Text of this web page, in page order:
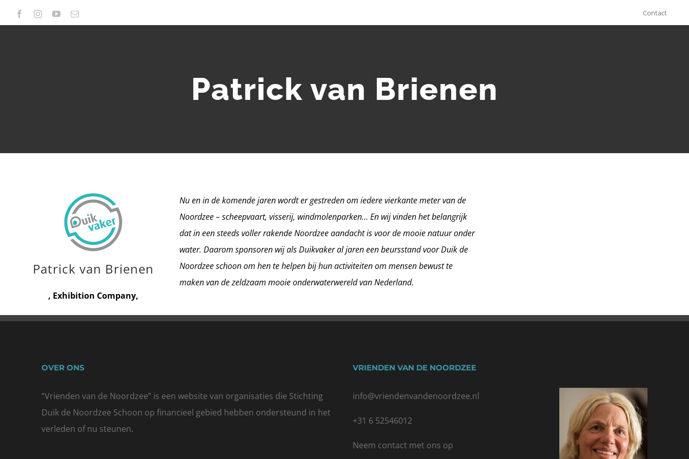
naar
FacebookInstagramYouTube
E-
Contact
Patrick van Brienen
Patrick van Brienen
, Exhibition Company,
Nu en in de komende jaren wordt er gestreden om iedere vierkante meter van de
Noordzee – scheepvaart, visserij, windmolenparken… En wij vinden het belangrijk
dat in een steeds voller rakende Noordzee aandacht is voor de mooie natuur onder
water. Daarom sponsoren wij als Duikvaker al jaren een beursstand voor Duik de
Noordzee schoon om hen te helpen bij hun activiteiten om mensen bewust te
maken van de zeldzaam mooie onderwaterwereld van Nederland.
OVER ONS
“Vrienden van de Noordzee” is een website van organisaties die Stichting
Duik de Noordzee Schoon op financieel gebied hebben ondersteund in het
verleden of nu steunen.
VRIENDEN VAN DE NOORDZEE
info@vriendenvandenoordzee.nl
+31 6 52546012
Neem contact met ons op